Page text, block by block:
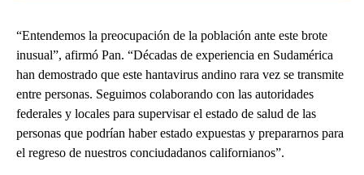
“Entendemos la preocupación de la población ante este brote
inusual”, afirmó Pan. “Décadas de experiencia en Sudamérica
han demostrado que este hantavirus andino rara vez se transmite
entre personas. Seguimos colaborando con las autoridades
federales y locales para supervisar el estado de salud de las
personas que podrían haber estado expuestas y prepararnos para
el regreso de nuestros conciudadanos californianos”.